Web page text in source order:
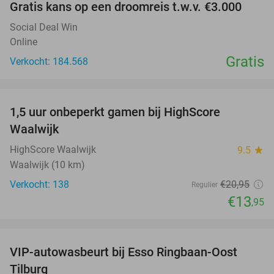
Gratis kans op een droomreis t.w.v. €3.000
Social Deal Win
Online
Verkocht: 184.568
Gratis
1,5 uur onbeperkt gamen bij HighScore
Waalwijk
HighScore Waalwijk 9.5 star
Waalwijk (10 km)
Verkocht: 138
Regulier €20,95
€13,95
42%
VIP-autowasbeurt bij Esso Ringbaan-Oost
Tilburg